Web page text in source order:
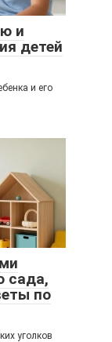
и
детей
и его
сада,
по
уголков